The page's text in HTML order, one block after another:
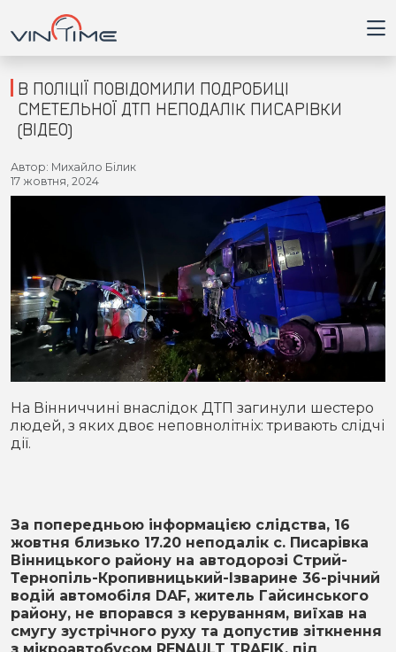
Головна
Війна
Кримінал
Здоров'я
Приватна думка
В кулуарах
Місто
Життя
Конфлікти
Партнери
Спорт
Спорт
Футбол
Контакти
Підписатись на нас у Telegram
В ПОЛІЦІЇ ПОВІДОМИЛИ ПОДРОБИЦІ
СМЕТЕЛЬНОЇ ДТП НЕПОДАЛІК ПИСАРІВКИ
(ВІДЕО)
Автор: Михайло Білик
17 жовтня, 2024
На Вінниччині внаслідок ДТП загинули шестеро
людей, з яких двоє неповнолітніх: тривають слідчі
дії.
За попередньою інформацією слідства, 16
жовтня близько 17.20 неподалік с. Писарівка
Вінницького району на автодорозі Стрий-
Тернопіль-Кропивницький-Ізварине 36-річний
водій автомобіля DAF, житель Гайсинського
району, не впорався з керуванням, виїхав на
смугу зустрічного руху та допустив зіткнення